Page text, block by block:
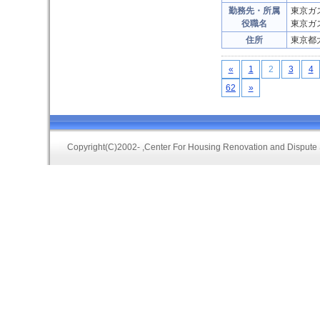
勤務先・所属
役職名
東京ガ
東京ガ
住所
東京
« 1 2 3
4
62
»
Copyright(C)2002- ,Center For Housing Renovation and Dispute